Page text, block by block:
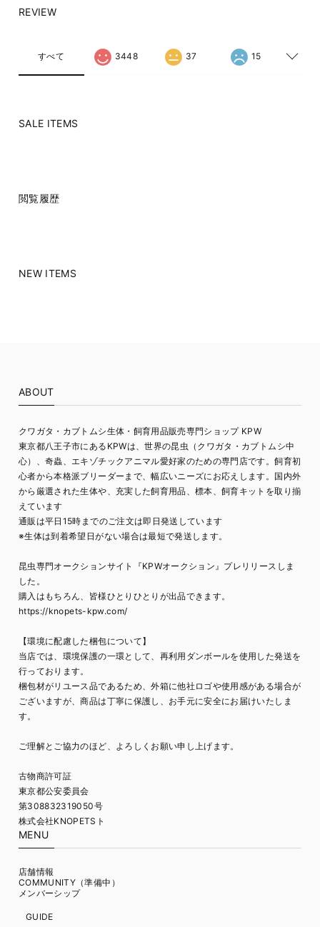
REVIEW
すべて 3448 37 15
SALE ITEMS
閲覧履歴
NEW ITEMS
ABOUT
クワガタ・カブトムシ生体・飼育用品販売専門ショップ KPW
東京都八王子市にあるKPWは、世界の昆虫（クワガタ・カブトムシ中
心）、奇蟲、エキゾチックアニマル愛好家のための専門店です。飼育初
心者から本格派ブリーダーまで、幅広いニーズにお応えします。国内外
から厳選された生体や、充実した飼育用品、標本、飼育キットを取り揃
えています
通販は平日15時までのご注文は即日発送しています
※生体は到着希望日がない場合は最短で発送します。
昆虫専門オークションサイト『KPWオークション』プレリリースしま
した。
購入はもちろん、皆様ひとりひとりが出品できます。
https://knopets-kpw.com/
【環境に配慮した梱包について】
当店では、環境保護の一環として、再利用ダンボールを使用した発送を
行っております。
梱包材がリユース品であるため、外箱に他社ロゴや使用感がある場合が
ございますが、商品は丁寧に保護し、お手元に安全にお届けいたしま
す。
ご理解とご協力のほど、よろしくお願い申し上げます。
古物商許可証
東京都公安委員会
第308832319050号
株式会社KNOPETSト
MENU
店舗情報
COMMUNITY（準備中）
メンバーシップ
GUIDE